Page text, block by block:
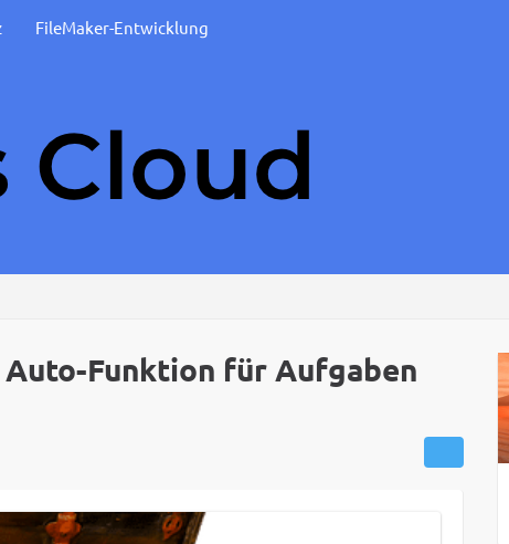
FileMaker-Entwicklung
Funktion für Aufgaben